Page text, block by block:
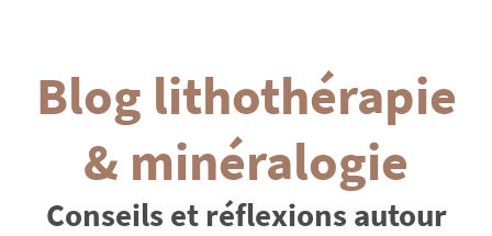
Blog lithothérapie
& minéralogie
Conseils et réflexions autour